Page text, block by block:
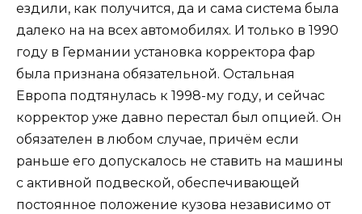
ездили, как получится, да и сама система была
далеко на на всех автомобилях. И только в 1990
году в Германии установка корректора фар
была признана обязательной. Остальная
Европа подтянулась к 1998-му году, и сейчас
корректор уже давно перестал был опцией. Он
обязателен в любом случае, причём если
раньше его допускалось не ставить на машины
с активной подвеской, обеспечивающей
постоянное положение кузова независимо от